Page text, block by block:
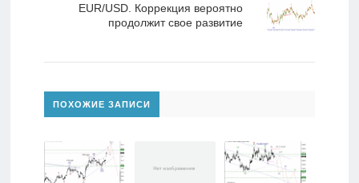
EUR/USD. Коррекция вероятно
продолжит свое развитие
ПОХОЖИЕ ЗАПИСИ